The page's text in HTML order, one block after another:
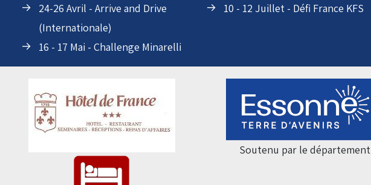
24-26 Avril - Arrive and Drive
(Internationale)
16 - 17 Mai - Challenge Minarelli
10 - 12 Juillet - Défi France KFS
Soutenu par le département